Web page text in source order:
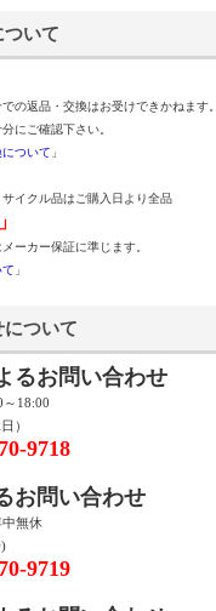
いて
の返品・交換はお受けできかねます。
にご確認下さい。
ついて 」
イクル品はご購入日より全品
ーカー保証に準じます。
」
ついて
るお問い合わせ
18:00
）
9718
お問い合わせ
無休
9719